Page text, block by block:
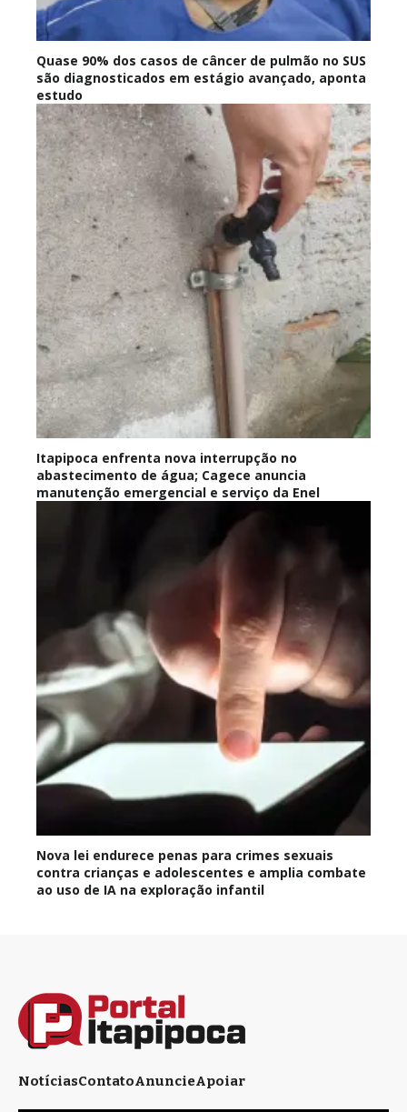
Quase 90% dos casos de câncer de pulmão no SUS
são diagnosticados em estágio avançado, aponta
estudo
Itapipoca enfrenta nova interrupção no
abastecimento de água; Cagece anuncia
manutenção emergencial e serviço da Enel
Nova lei endurece penas para crimes sexuais
contra crianças e adolescentes e amplia combate
ao uso de IA na exploração infantil
NotíciasContatoAnuncieApoiar